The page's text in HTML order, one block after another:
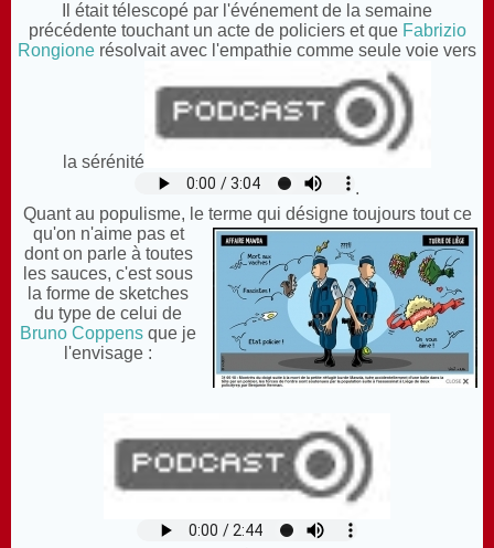
Il était télescopé par l'événement de la semaine
précédente touchant un acte de policiers et que Fabrizio
Rongione résolvait avec l'empathie comme seule voie vers
la sérénité
.
Quant au populisme, le terme qui désigne toujours tout ce
qu'on n'aime pas et
dont on parle à toutes
les sauces, c'est sous
la forme de sketches
du type de celui de
Bruno Coppens que je
l'envisage :